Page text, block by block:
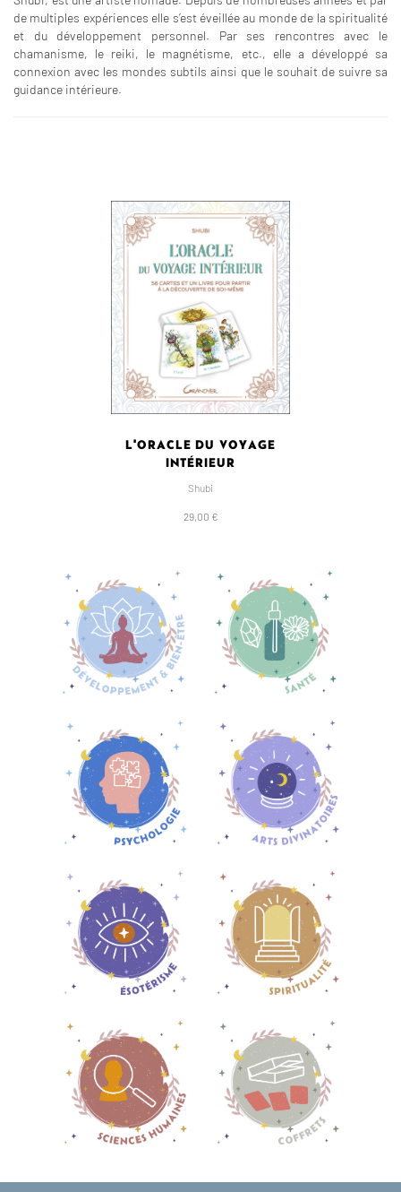
de multiples expériences elle s’est éveillée au monde de la spiritualité
et du développement personnel. Par ses rencontres avec le
chamanisme, le reiki, le magnétisme, etc., elle a développé sa
connexion avec les mondes subtils ainsi que le souhait de suivre sa
guidance intérieure.
L'ORACLE DU VOYAGE
INTÉRIEUR
Shubi
29,00 €